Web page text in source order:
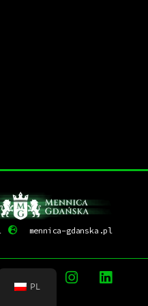
mennica-gdanska.pl
PL